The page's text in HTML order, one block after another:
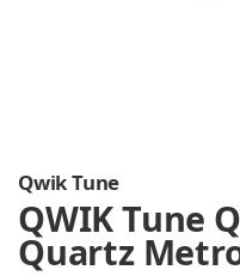
Qwik Tune
QWIK Tune
Quartz